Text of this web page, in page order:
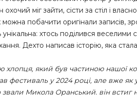
міг зайти, сісти за стіл і
побачити оригінали записів,
хтось поділився веселими
Дехто написав історію, яка
хлопця, який був частиною нашої
фестиваль у 2024 році, але вже як
Микола Оранський. він встиг